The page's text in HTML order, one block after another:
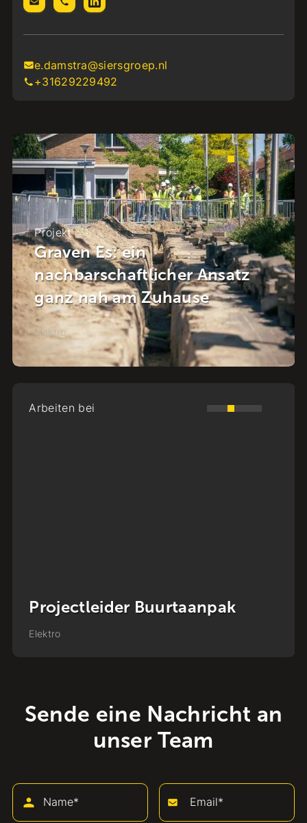
e.damstra@siersgroep.nl
+31629229492
Projekt
NuMeren startet!
Elektro
Arbeiten bei
Uitvoerder Energietransitie
Elektro
Sende eine Nachricht an
unser Team